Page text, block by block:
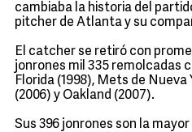
cambiaba la historia del
pitcher de Atlanta y su
El catcher se retiró con
jonrones mil 335 remolcadas
Florida (1998), Mets de Nueva
(2006) y Oakland (2007).
Sus 396 jonrones son la